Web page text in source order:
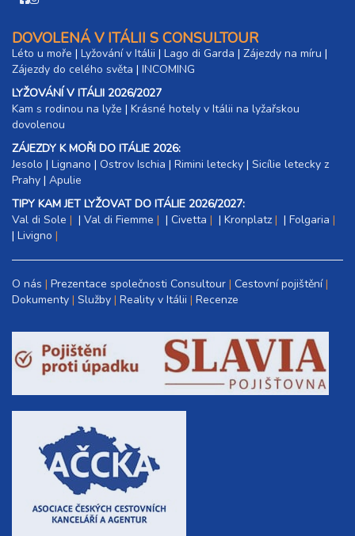
DOVOLENÁ V ITÁLII S CONSULTOUR
Léto u moře | Lyžování v Itálii | Lago di Garda | Zájezdy na míru |
Zájezdy do celého světa | INCOMING
LYŽOVÁNÍ V ITÁLII 2026/2027
Kam s rodinou na lyže |​ Krásné hotely v Itálii na lyžařskou
dovolenou
ZÁJEZDY K MOŘI DO ITÁLIE 2026:
Jesolo | Lignano | Ostrov Ischia | Rimini letecky | Sicílie letecky z
Prahy | Apulie
TIPY KAM JET LYŽOVAT DO ITÁLIE 2026/2027:
Val di Sole
| Val di Fiemme | Civetta | Kronplatz | Folgaria
| Livigno
O nás Prezentace společnosti Consultour Cestovní pojištění
Dokumenty Služby Reality v Itálii Recenze